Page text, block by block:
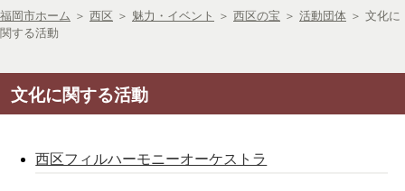
福岡市ホーム ＞ 西区 ＞ 魅力・イベント ＞ 西区の宝 ＞ 活動団体 ＞ 文化に
関する活動
文化に関する活動
西区フィルハーモニーオーケストラ